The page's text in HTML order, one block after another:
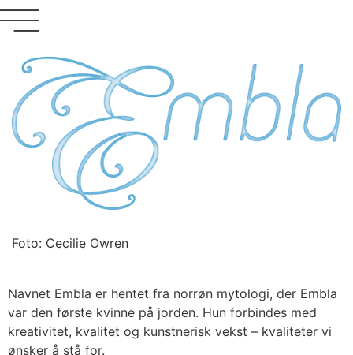
Foto: Cecilie Owren
Navnet Embla er hentet fra norrøn mytologi, der Embla
var den første kvinne på jorden. Hun forbindes med
kreativitet, kvalitet og kunstnerisk vekst – kvaliteter vi
ønsker å stå for.